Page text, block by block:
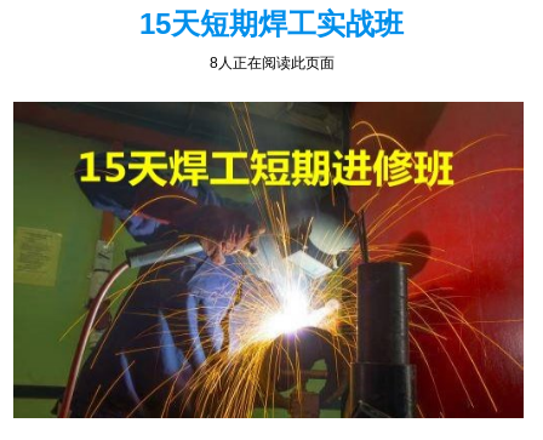
15天短期焊工实战班
8人正在阅读此页面